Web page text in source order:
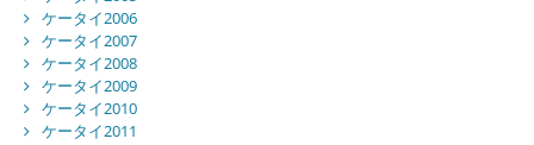
ケータイ2006
ケータイ2007
ケータイ2008
ケータイ2009
ケータイ2010
ケータイ2011